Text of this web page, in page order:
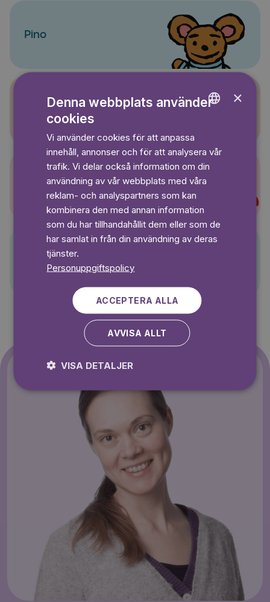
Pino
Sagasagor
Super-Charlie
Pelle Svanslös
×
Denna webbplats använder
cookies
Vi använder cookies för att anpassa
innehåll, annonser och för att analysera vår
trafik. Vi delar också information om din
användning av vår webbplats med våra
reklam- och analyspartners som kan
kombinera den med annan information
som du har tillhandahållit dem eller som de
har samlat in från din användning av deras
tjänster.
Personuppgiftspolicy
ACCEPTERA ALLA
AVVISA ALLT
VISA DETALJER